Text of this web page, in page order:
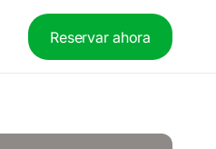
Reservar ahora